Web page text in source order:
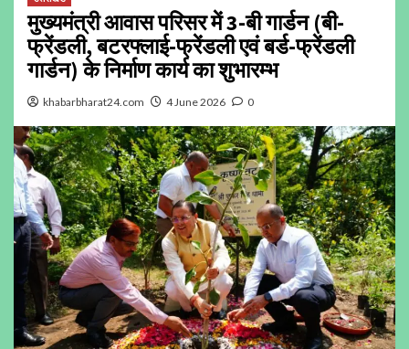
मुख्यमंत्री आवास परिसर में 3-बी गार्डन (बी-
फ्रेंडली, बटरफ्लाई-फ्रेंडली एवं बर्ड-फ्रेंडली
गार्डन) के निर्माण कार्य का शुभारम्भ
khabarbharat24.com 4 June 2026 0